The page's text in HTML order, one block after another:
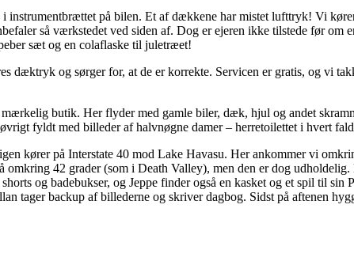
i instrumentbrættet på bilen. Et af dækkene har mistet lufttryk! Vi
så værkstedet ved siden af. Dog er ejeren ikke tilstede før
sæt og en colaflaske til juletræet!
dæktryk og sørger for, at de er korrekte. Servicen er gratis, og vi
butik. Her flyder med gamle biler, dæk, hjul og andet
fyldt med billeder af halvnøgne damer – herretoilettet i hvert
kører på Interstate 40 mod Lake Havasu. Her ankommer vi
omkring 42 grader (som i Death Valley), men den er dog
og badebukser, og Jeppe finder også en kasket og et spil til
tager backup af billederne og skriver dagbog. Sidst på aftenen